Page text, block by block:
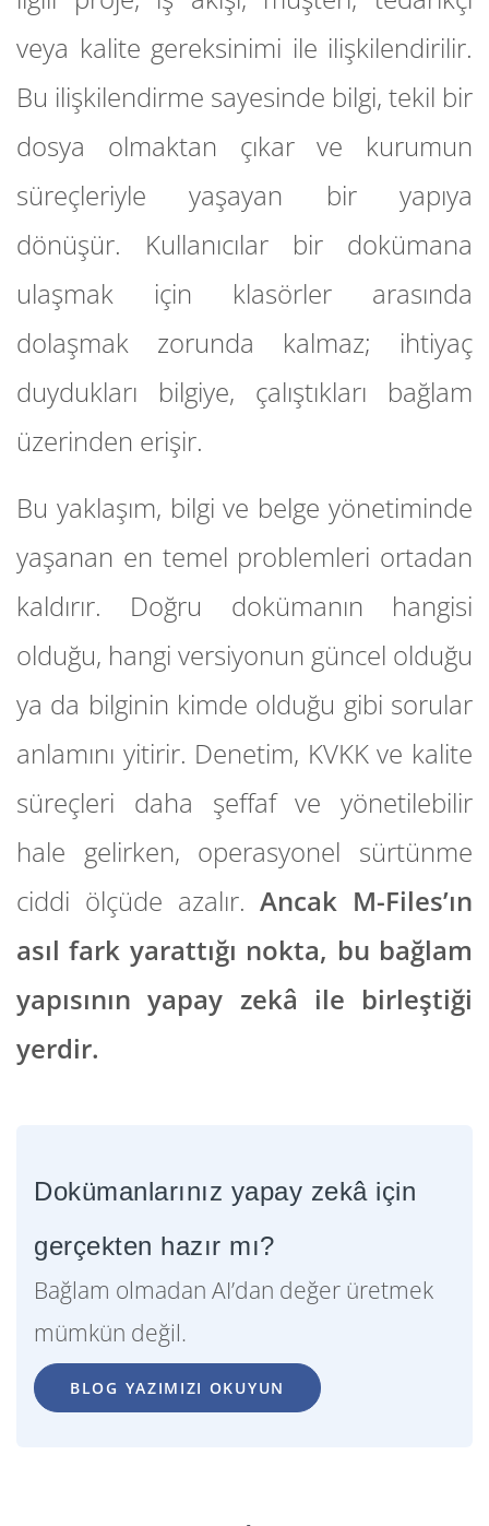
veya kalite gereksinimi ile ilişkilendirilir.
Bu ilişkilendirme sayesinde bilgi, tekil bir
dosya olmaktan çıkar ve kurumun
süreçleriyle yaşayan bir yapıya
dönüşür. Kullanıcılar bir dokümana
ulaşmak için klasörler arasında
dolaşmak zorunda kalmaz; ihtiyaç
duydukları bilgiye, çalıştıkları bağlam
üzerinden erişir.
Bu yaklaşım, bilgi ve belge yönetiminde
yaşanan en temel problemleri ortadan
kaldırır. Doğru dokümanın hangisi
olduğu, hangi versiyonun güncel olduğu
ya da bilginin kimde olduğu gibi sorular
anlamını yitirir. Denetim, KVKK ve kalite
süreçleri daha şeffaf ve yönetilebilir
hale gelirken, operasyonel sürtünme
ciddi ölçüde azalır.Ancak M-Files’ın
asıl fark yarattığı nokta, bu bağlam
yapısının yapay zekâ ile birleştiği
yerdir.
Dokümanlarınız yapay zekâ için
gerçekten hazır mı?
Bağlam olmadan AI’dan değer üretmek
mümkün değil.
BLOG YAZIMIZI OKUYUN